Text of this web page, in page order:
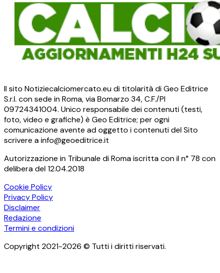
Il sito Notiziecalciomercato.eu di titolarità di Geo Editrice
S.r.l. con sede in Roma, via Bomarzo 34, C.F./PI
09724341004. Unico responsabile dei contenuti (testi,
foto, video e grafiche) è Geo Editrice; per ogni
comunicazione avente ad oggetto i contenuti del Sito
scrivere a info@geoeditrice.it
Autorizzazione in Tribunale di Roma iscritta con il n° 78 con
delibera del 12.04.2018
Cookie Policy
Privacy Policy
Disclaimer
Redazione
Termini e condizioni
Copyright 2021-2026 © Tutti i diritti riservati.